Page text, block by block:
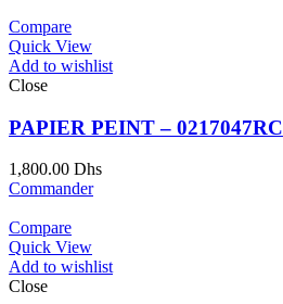
Compare
Quick View
Add to wishlist
Close
PAPIER PEINT – 0217047RC
1,800.00 Dhs
Commander
Compare
Quick View
Add to wishlist
Close